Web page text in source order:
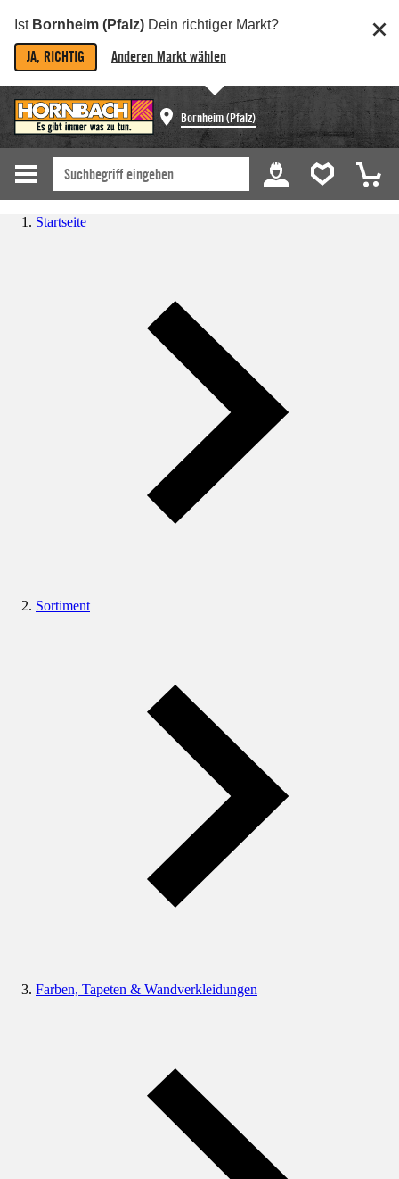
Ist Bornheim (Pfalz) Dein richtiger Markt?
JA, RICHTIG Anderen Markt wählen
Bornheim (Pfalz)
Startseite
Sortiment
Farben, Tapeten & Wandverkleidungen